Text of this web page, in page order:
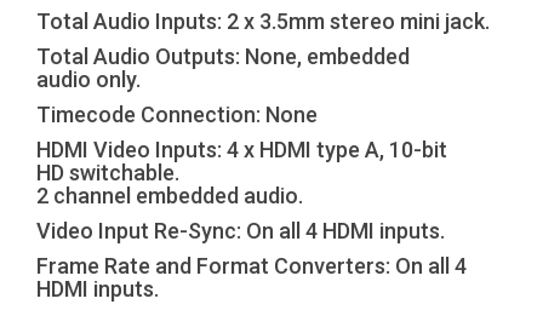
Total Audio Inputs: 2 x 3.5mm stereo mini jack.
Total Audio Outputs: None, embedded
audio only.
Timecode Connection: None
HDMI Video Inputs: 4 x HDMI type A, 10-bit
HD switchable.
2 channel embedded audio.
Video Input Re-Sync: On all 4 HDMI inputs.
Frame Rate and Format Converters: On all 4
HDMI inputs.